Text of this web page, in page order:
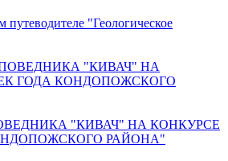
"Геологическое
"КИВАЧ" НА КОНКУРСЕ
РАЙОНА"